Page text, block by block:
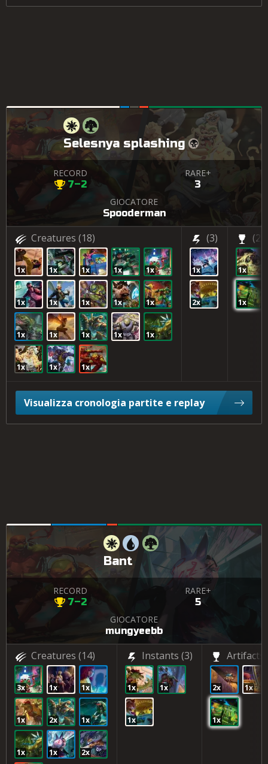
Selesnya splashing
RECORD
7–2
RARE+
3
GIOCATORE
Spooderman
Creatures (18)
1x 1x 1x 1x 1x
1x 1x 1x 1x 1x
1x 1x 1x 1x 1x
1x 1x 1x
(3)
1x
2x
(2)
1x
1x
Visualizza cronologia partite e replay
Bant
RECORD
7–2
RARE+
5
GIOCATORE
mungyeebb
Creatures (14)
3x 1x 1x
1x 2x 1x
1x 1x 2x
Instants (3)
1x 1x
1x
Artifacts
2x 1x
1x